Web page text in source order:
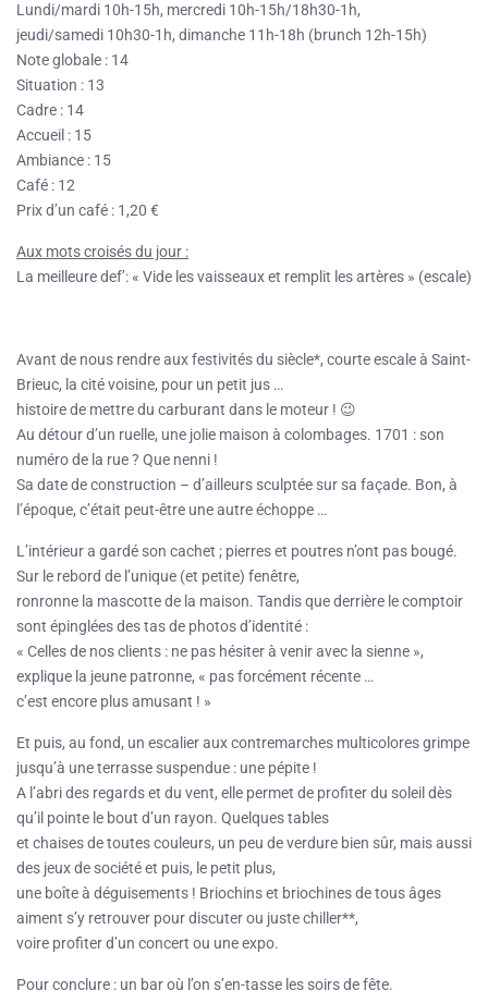
Lundi/mardi 10h-15h, mercredi 10h-15h/18h30-1h,
jeudi/samedi 10h30-1h, dimanche 11h-18h (brunch 12h-15h)
Note globale : 14
Situation : 13
Cadre : 14
Accueil : 15
Ambiance : 15
Café : 12
Prix d’un café : 1,20 €
Aux mots croisés du jour :
La meilleure def’: « Vide les vaisseaux et remplit les artères » (escale)
Avant de nous rendre aux festivités du siècle*, courte escale à Saint-
Brieuc, la cité voisine, pour un petit jus …
histoire de mettre du carburant dans le moteur ! 😉
Au détour d’un ruelle, une jolie maison à colombages. 1701 : son
numéro de la rue ? Que nenni !
Sa date de construction – d’ailleurs sculptée sur sa façade. Bon, à
l’époque, c’était peut-être une autre échoppe …
L’intérieur a gardé son cachet ; pierres et poutres n’ont pas bougé.
Sur le rebord de l’unique (et petite) fenêtre,
ronronne la mascotte de la maison. Tandis que derrière le comptoir
sont épinglées des tas de photos d’identité :
« Celles de nos clients : ne pas hésiter à venir avec la sienne »,
explique la jeune patronne, « pas forcément récente …
c’est encore plus amusant ! »
Et puis, au fond, un escalier aux contremarches multicolores grimpe
jusqu’à une terrasse suspendue : une pépite !
A l’abri des regards et du vent, elle permet de profiter du soleil dès
qu’il pointe le bout d’un rayon. Quelques tables
et chaises de toutes couleurs, un peu de verdure bien sûr, mais aussi
des jeux de société et puis, le petit plus,
une boîte à déguisements ! Briochins et briochines de tous âges
aiment s’y retrouver pour discuter ou juste chiller**,
voire profiter d’un concert ou une expo.
Pour conclure : un bar où l’on s’en-tasse les soirs de fête.